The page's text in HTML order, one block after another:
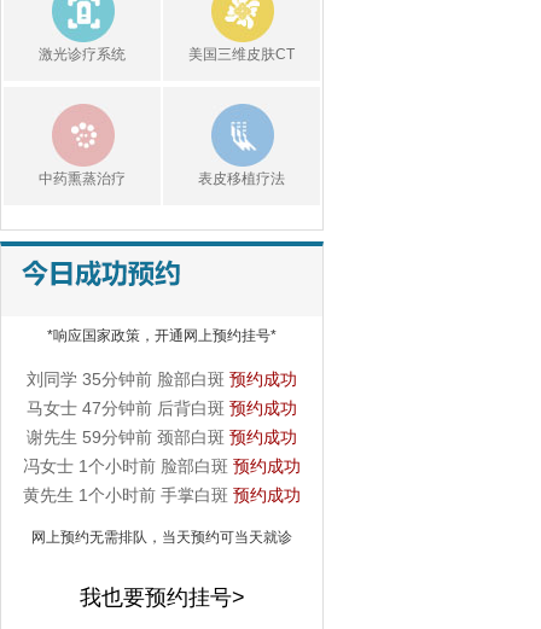
白斑发红的原因是什
白斑发红的原因是什
白癜风患处的皮肤瘙痒
白癜风患处的皮肤瘙痒
白癜风患者容易受到什
么
么刺激呢？... [详细]
激光诊疗系统 美国三维皮肤CT
中药熏蒸治疗 表皮移植疗法
*响应国家政策，开通网上预约挂号*
詹先生 18分钟前 手掌白斑
刘同学 35分钟前 脸部白斑 预约成功
马女士 47分钟前 后背白斑 预约成功
谢先生 59分钟前 颈部白斑 预约成功
冯女士 1个小时前 脸部白斑 预约成功
黄先生 1个小时前 手掌白斑 预约成功
网上预约无需排队，当天预约可当天就诊
我也要预约挂号>